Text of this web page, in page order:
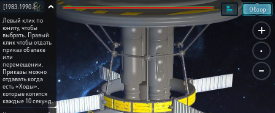
+
.
-
Обзор
[1983:1990:8]
Левый клик по
юниту, чтобы
выбрать. Правый
клик чтобы отдать
приказ об атаке
или
перемещении.
Приказы можно
отдавать когда
есть «Ходы»,
которые копятся
каждые 10 секунд.